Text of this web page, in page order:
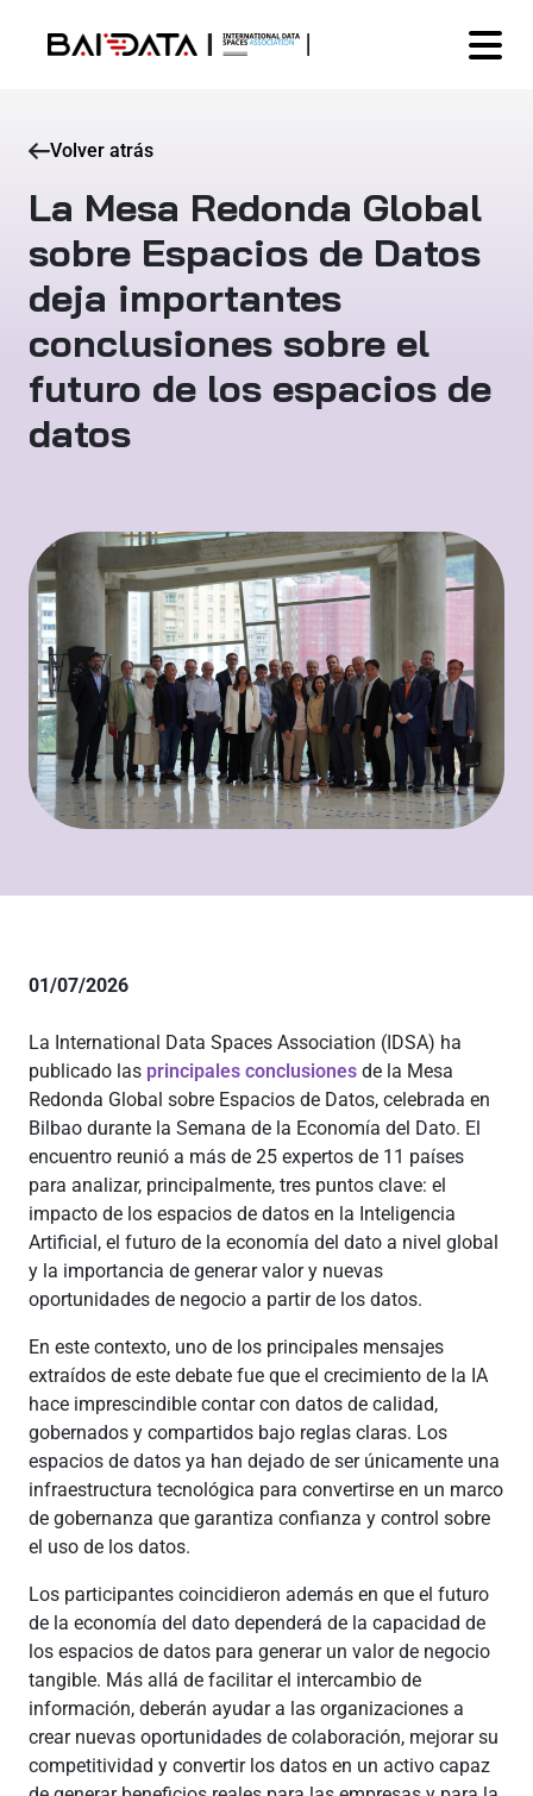
Volver atrás
La Mesa Redonda Global
sobre Espacios de Datos
deja importantes
conclusiones sobre el
futuro de los espacios de
datos
01/07/2026
La International Data Spaces Association (IDSA) ha
publicado las principales conclusiones de la Mesa
Redonda Global sobre Espacios de Datos, celebrada en
Bilbao durante la Semana de la Economía del Dato. El
encuentro reunió a más de 25 expertos de 11 países
para analizar, principalmente, tres puntos clave: el
impacto de los espacios de datos en la Inteligencia
Artificial, el futuro de la economía del dato a nivel global
y la importancia de generar valor y nuevas
oportunidades de negocio a partir de los datos.
En este contexto, uno de los principales mensajes
extraídos de este debate fue que el crecimiento de la IA
hace imprescindible contar con datos de calidad,
gobernados y compartidos bajo reglas claras. Los
espacios de datos ya han dejado de ser únicamente una
infraestructura tecnológica para convertirse en un marco
de gobernanza que garantiza confianza y control sobre
el uso de los datos.
Los participantes coincidieron además en que el futuro
de la economía del dato dependerá de la capacidad de
los espacios de datos para generar un valor de negocio
tangible. Más allá de facilitar el intercambio de
información, deberán ayudar a las organizaciones a
crear nuevas oportunidades de colaboración, mejorar su
competitividad y convertir los datos en un activo capaz